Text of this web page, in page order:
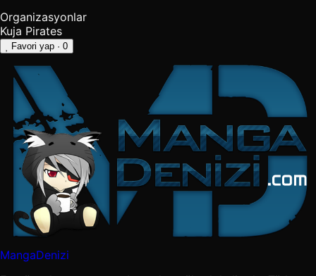
Organizasyonlar
Kuja Pirates
Favori yap · 0
MangaDenizi